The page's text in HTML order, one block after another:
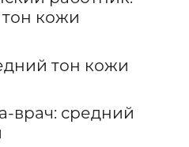
кожи
тон кожи
врач: средний